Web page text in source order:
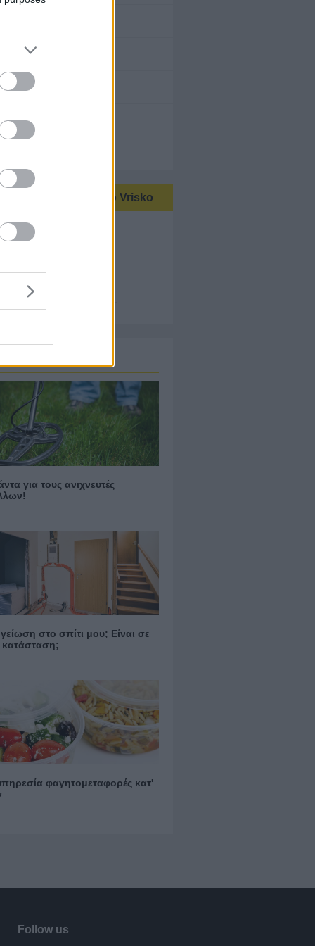
& Αθλητισμός
Υπηρεσίες
αναζητήσεις στο Vrisko
Κλινικές
για τους ανιχνευτές
στο σπίτι μου; Είναι σε
κατάσταση;
φαγητομεταφορές κατ'
Follow us